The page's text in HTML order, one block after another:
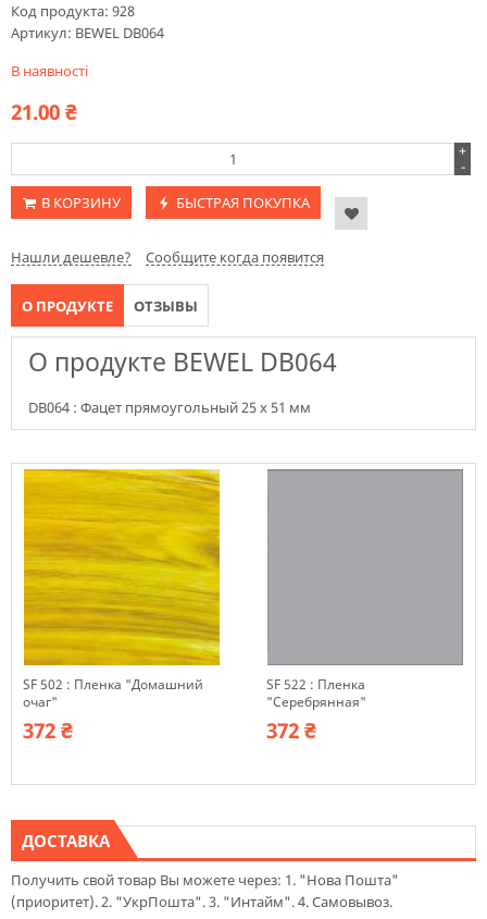
Код продукта: 928
Артикул: BEWEL DB064
В наявності
21.00₴
+
-
В КОРЗИНУ
БЫСТРАЯ ПОКУПКА
Нашли дешевле? Сообщите когда появится
О ПРОДУКТЕ ОТЗЫВЫ
О продукте BEWEL DB064
DB064 : Фацет прямоугольный 25 х 51 мм
SF 502 : Пленка "Домашний
очаг"
372 ₴
SF 522 : Пленка
"Серебрянная"
372 ₴
ДОСТАВКА
Получить свой товар Вы можете через: 1. "Нова Пошта"
(приоритет). 2. "УкрПошта". 3. "Интайм". 4. Самовывоз.